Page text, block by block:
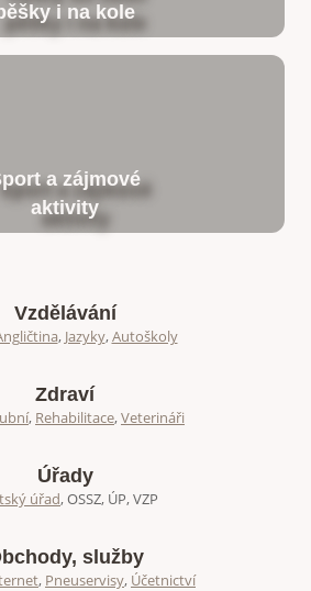
i na kole
a zájmové
aktivity
Vzdělávání
, Jazyky,Autoškoly
Zdraví
, Rehabilitace,Veterináři
Úřady
úřad, OSSZ, ÚP, VZP
služby
, Pneuservisy, Účetnictví